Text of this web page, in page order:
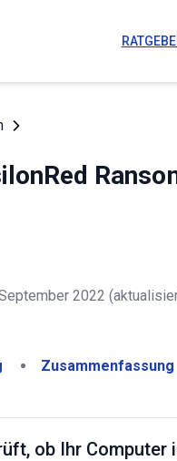
2022
Zusammenfassung
ob Ihr Computer